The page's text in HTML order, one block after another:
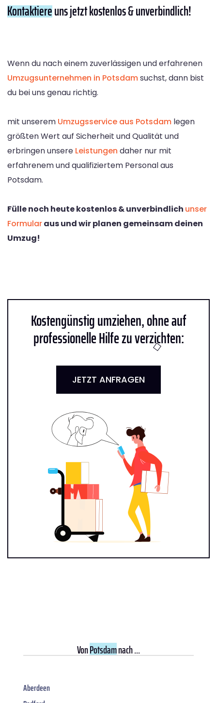
Kontaktiereuns jetzt kostenlos & unverbindlich!
Wenn du nach einem zuverlässigen und erfahrenen
Umzugsunternehmen in Potsdamsuchst, dann bist
du bei uns genau richtig.
mit unserem Umzugsservice aus Potsdam legen
größten Wert auf Sicherheit und Qualität und
erbringen unsere Leistungen daher nur mit
erfahrenem und qualifiziertem Personal aus
Potsdam.
Fülle noch heute kostenlos & unverbindlich unser
Formularaus und wir planen gemeinsam deinen
Umzug!
Kostengünstig umziehen, ohne auf
professionelle Hilfe zu verzichten:
JETZT ANFRAGEN
VonPotsdamnach ...
Aberdeen